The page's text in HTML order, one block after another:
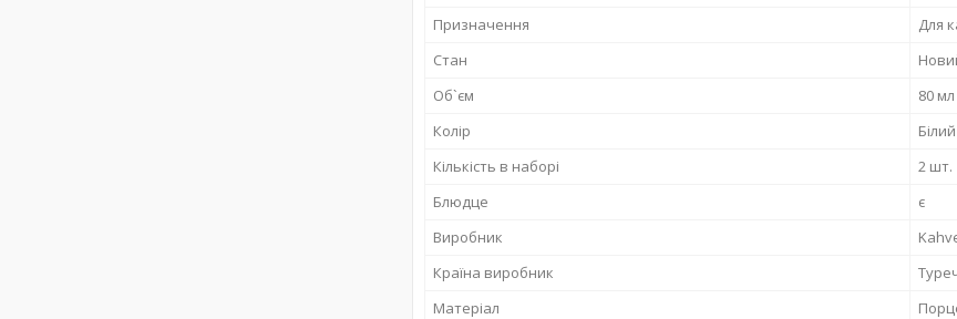
Призначення
Для
Стан
Об`єм
80 мл
Колір
Білий
Кількість в наборі
2 шт.
Блюдце
є
Виробник
Країна виробник
Матеріал